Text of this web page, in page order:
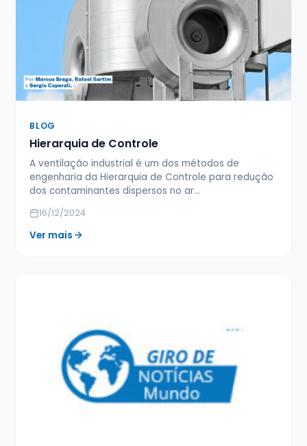
BLOG
Hierarquia de Controle
A ventilação industrial é um dos métodos de
engenharia da Hierarquia de Controle para redução
dos contaminantes dispersos no ar…
16/12/2024
Ver mais